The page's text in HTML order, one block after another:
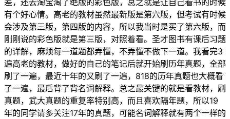
差，还去淘宝淘了绝版的彩色版，总之就是让自己看书的时候
有个好心情。高老的教材虽然最新版是第六版，但考试有时候
会涉及第三版，第四版的内容，所以我当时是买了第六版，而
刚刚说的彩色版就是第三版，对照着看。圣才图书有课后习题
的详解，麻烦每一道题都弄懂，不弄懂不做下一道。我看完3
遍高老的教材，做好的自己的笔记后就开始刷历年真题，全部
刷了一遍，最近十年的又刷了一遍，818的历年真题也大概看
了一遍，最后背了背名词解释。总之最关键的就是看教材，刷
真题，武大真题的重复率特别高，而且喜欢隔年题，所以19
年的同学请多关注17年的真题，可能名词解释就有两个一样的